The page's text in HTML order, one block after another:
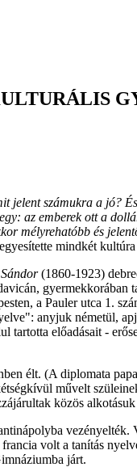
jelent számukra a jó?
az emberek ott a
mélyrehatóbb és
mindkét
(1860-1923)
a Pauler utca 1.
anyjuk németül,
tartotta előadásait -
élt. (A diplomata
művelt
közös
francia volt a tanítás
járt.